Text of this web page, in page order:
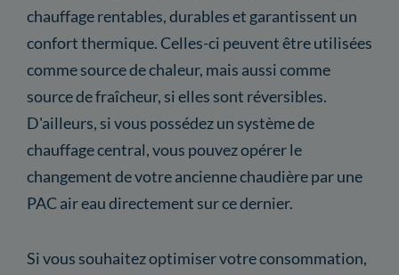
chauffage rentables, durables et garantissent un
confort thermique. Celles-ci peuvent être utilisées
comme source de chaleur, mais aussi comme
source de fraîcheur, si elles sont réversibles.
D'ailleurs, si vous possédez un système de
chauffage central, vous pouvez opérer le
changement de votre ancienne chaudière par une
PAC air eau directement sur ce dernier.
Si vous souhaitez optimiser votre consommation,